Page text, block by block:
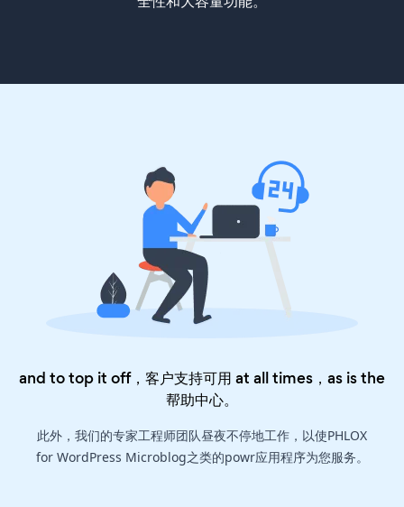
and to top it off，客户支持可用 at all times，as is the
帮助中心。
此外，我们的专家工程师团队昼夜不停地工作，以使PHLOX
for WordPress Microblog之类的powr应用程序为您服务。